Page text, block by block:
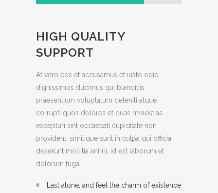
HIGH QUALITY
SUPPORT
At vero eos et accusamus et iusto odio
dignissimos ducimus qui blanditiis
praesentium voluptatum deleniti atque
corrupti quos dolores et quas molestias
excepturi sint occaecati cupiditate non
provident, similique sunt in culpa qui officia
deserunt mollitia animi, id est laborum et
dolorum fuga.
Last alone, and feel the charm of existence